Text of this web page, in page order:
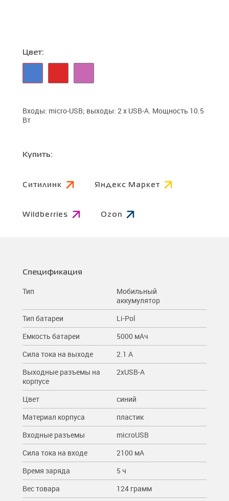
Цвет:
Входы: micro-USB; выходы: 2 x USB-A. Мощность 10.5
Вт
Купить:
Ситилинк Яндекс Маркет
Wildberries Ozon
Спецификация
Тип
Мобильный
аккумулятор
Тип батареи
Li-Pol
Емкость батареи
5000 мAч
Сила тока на выходе
2.1 A
Выходные разъемы на
корпусе
2xUSB-A
Цвет
синий
Материал корпуса
пластик
Входные разъемы
microUSB
Сила тока на входе
2100 мА
Время заряда
5 ч
Вес товара
124 грамм